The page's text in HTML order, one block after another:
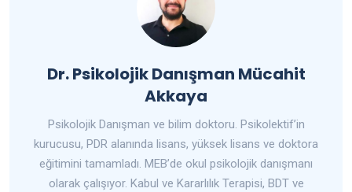
Dr. Psikolojik Danışman Mücahit
Akkaya
Psikolojik Danışman ve bilim doktoru. Psikolektif’in
kurucusu, PDR alanında lisans, yüksek lisans ve doktora
eğitimini tamamladı. MEB’de okul psikolojik danışmanı
olarak çalışıyor. Kabul ve Kararlılık Terapisi, BDT ve